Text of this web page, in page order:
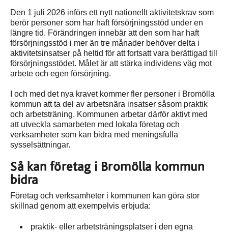
Den 1 juli 2026 införs ett nytt nationellt aktivitetskrav som
berör personer som har haft försörjningsstöd under en
längre tid. Förändringen innebär att den som har haft
försörjningsstöd i mer än tre månader behöver delta i
aktivitetsinsatser på heltid för att fortsatt vara berättigad till
försörjningsstödet. Målet är att stärka individens väg mot
arbete och egen försörjning.
I och med det nya kravet kommer fler personer i Bromölla
kommun att ta del av arbetsnära insatser såsom praktik
och arbetsträning. Kommunen arbetar därför aktivt med
att utveckla samarbeten med lokala företag och
verksamheter som kan bidra med meningsfulla
sysselsättningar.
Så kan företag i Bromölla kommun
bidra
Företag och verksamheter i kommunen kan göra stor
skillnad genom att exempelvis erbjuda:
praktik- eller arbetsträningsplatser i den egna